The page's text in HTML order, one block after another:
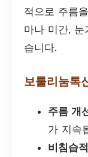
적으로 주름
마나 미간,
습니다.
보툴리눔톡
주름 개
가 지속
비침습